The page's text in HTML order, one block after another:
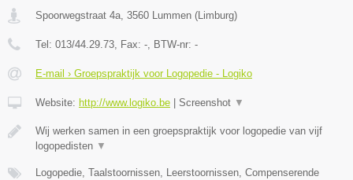
Spoorwegstraat 4a, 3560 Lummen (Limburg)
Tel: 013/44.29.73, Fax: -, BTW-nr: -
E-mail › Groepspraktijk voor Logopedie - Logiko
Website: http://www.logiko.be Screenshot ▼
Wij werken samen in een groepspraktijk voor logopedie van vijf
logopedisten ▼
Logopedie, Taalstoornissen, Leerstoornissen, Compenserende